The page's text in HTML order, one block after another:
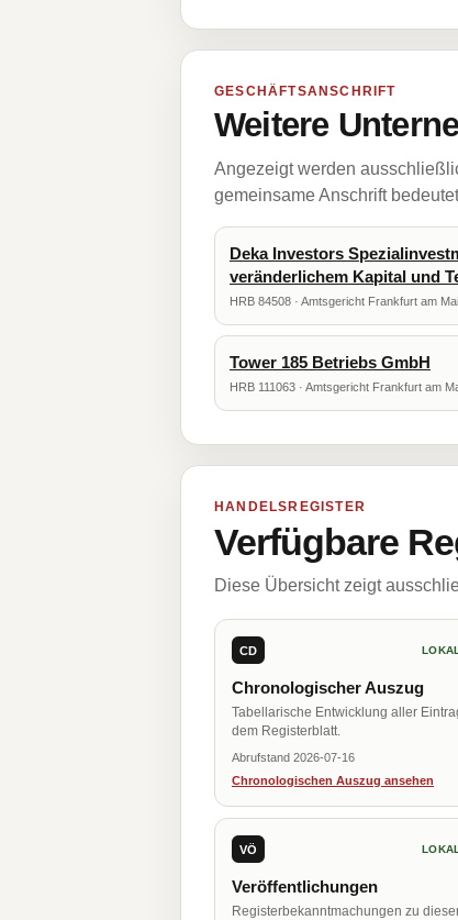
GESCHÄFTSANSCHRIFT
Weitere
Angezeigt werden
gemeinsame Anschrift
Deka Investors
veränderlichem Kapital und
HRB 84508 · Amtsgericht Frankfurt am
Tower 185 Betriebs GmbH
HRB 111063 · Amtsgericht Frankfurt am
HANDELSREGISTER
Verfügbare
Diese Übersicht zeigt
CD
Chronologischer Auszug
Tabellarische Entwicklung aller
dem Registerblatt.
Abrufstand 2026-07-16
Chronologischen Auszug ansehen
VÖ
Veröffentlichungen
Registerbekanntmachungen zu